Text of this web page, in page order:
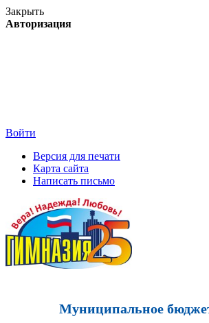
Закрыть
Авторизация
Войти
Версия для печати
Карта сайта
Написать письмо
Муниципальное